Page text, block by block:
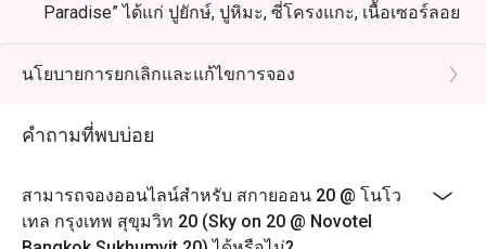
Paradise” ได้แก่ ปูยักษ์, ปูหิมะ, ซี่โครงแกะ, เนื้อเซอร์ลอย
น์, กุ้งแม่น้ำ, หอยนางรม และเมนูอื่นๆ อีกมากมาย
บุฟเฟต์อาหารเช้านานาชาติ (ทุกวัน): 06:30 – 10:30 น.
บุฟเฟต์อาหารทะเลนานาชาติ มื้อกลางวันวันเสาร์: 12:00
ซันเดย์ บรันช์ (Sunday Brunch): 12:00 – 15:00 น. ราคา
1,999 บาทสุทธิ
ราคาสำหรับเด็ก:
นโยบายการยกเลิกและแก้ไขการจอง
คำถามที่พบบ่อย
สามารถจองออนไลน์สำหรับ สกายออน 20 @ โนโว
เทล กรุงเทพ สุขุมวิท 20 (Sky on 20 @ Novotel